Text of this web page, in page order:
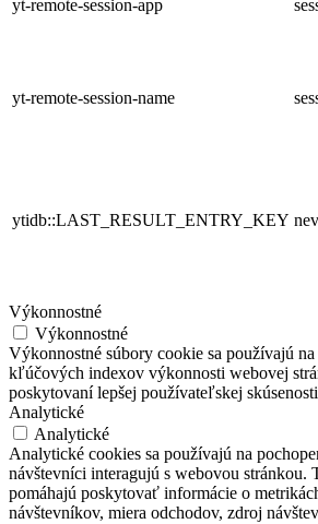
yt-remote-session-app
yt-remote-session-name
ytidb::LAST_RESULT_ENTRY_KEY
Výkonnostné
Výkonnostné
Výkonnostné súbory cookie sa používajú
kľúčových indexov výkonnosti webovej
poskytovaní lepšej používateľskej
Analytické
Analytické
Analytické cookies sa používajú na
návštevníci interagujú s webovou stránkou.
pomáhajú poskytovať informácie o
návštevníkov, miera odchodov, zdroj